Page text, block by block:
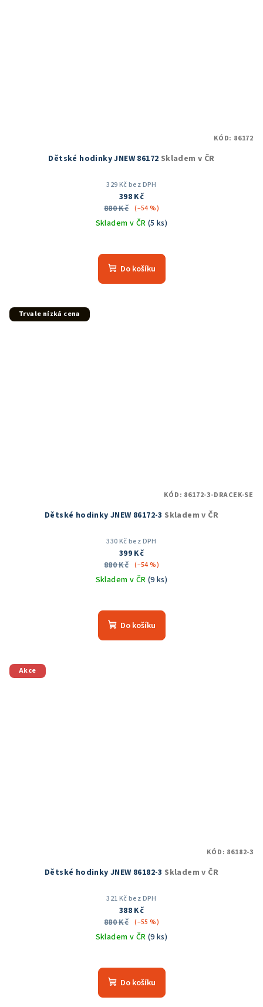
Dětské hodinky JNEW 86172 Skladem v ČR
329 Kč bez DPH
398 Kč
880 Kč (–54 %)
Skladem v ČR (5 ks)
Do košíku
KÓD: 86172
Trvale nízká cena
Dětské hodinky JNEW 86172-3 Skladem v ČR
330 Kč bez DPH
399 Kč
880 Kč (–54 %)
Skladem v ČR (9 ks)
Do košíku
KÓD: 86172-3-DRACEK-SE
Akce
Dětské hodinky JNEW 86182-3 Skladem v ČR
321 Kč bez DPH
388 Kč
880 Kč (–55 %)
Skladem v ČR (9 ks)
Do košíku
KÓD: 86182-3